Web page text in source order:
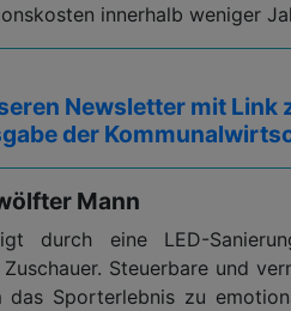
innerhalb weniger
Newsletter mit Link
der
Mann
durch eine LED-
Steuerbare und
Sporterlebnis zu